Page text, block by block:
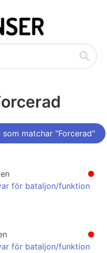
matchar "Forcerad"
●
för bataljon/funktion
●
för bataljon/funktion